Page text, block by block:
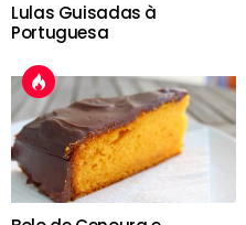
Lulas Guisadas à
Portuguesa